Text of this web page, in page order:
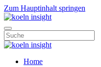
Zum Hauptinhalt springen
Home